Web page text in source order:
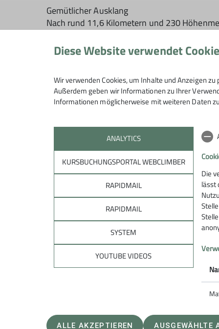
Gemütlicher Ausklang
Nach rund 11,6 Kilometern und 230
Eine rundum gelungene Monatswanderung
Euer Bezirksgruppenleiter
Manfred
Diese Website verwendet
Wir verwenden Cookies, um Inhalte und Anzeigen
Außerdem geben wir Informationen zu Ihrer
Informationen möglicherweise mit weiteren Daten
ANALYTICS
KURSBUCHUNGSPORTAL WEBCLIMBER
RAPIDMAIL
RAPIDMAIL
SYSTEM
YOUTUBE VIDEOS
Die
lässt
ALLE AKZEPTIEREN AUSGEWÄHLTE